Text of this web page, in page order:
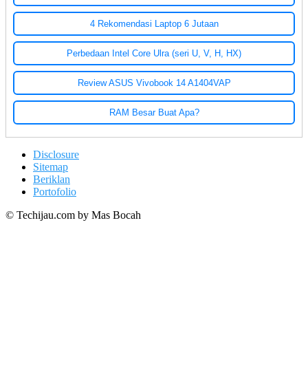
4 Rekomendasi Laptop 6 Jutaan
Perbedaan Intel Core Ulra (seri U, V, H, HX)
Review ASUS Vivobook 14 A1404VAP
RAM Besar Buat Apa?
Disclosure
Sitemap
Beriklan
Portofolio
© Techijau.com by Mas Bocah